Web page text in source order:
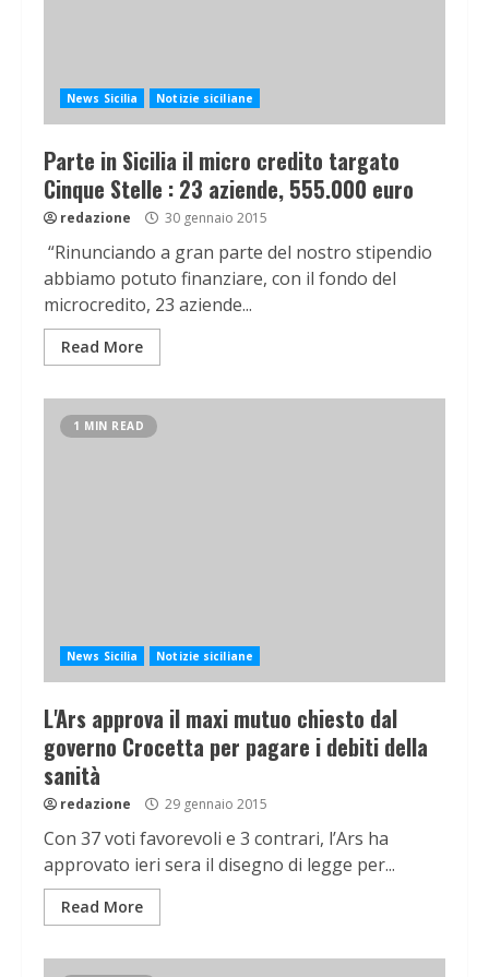
News Sicilia Notizie siciliane
Parte in Sicilia il micro credito targato
Cinque Stelle : 23 aziende, 555.000 euro
redazione 30 gennaio 2015
“Rinunciando a gran parte del nostro stipendio
abbiamo potuto finanziare, con il fondo del
microcredito, 23 aziende...
Read More
1 MIN READ
News Sicilia Notizie siciliane
L'Ars approva il maxi mutuo chiesto dal
governo Crocetta per pagare i debiti della
sanità
redazione 29 gennaio 2015
Con 37 voti favorevoli e 3 contrari, l’Ars ha
approvato ieri sera il disegno di legge per...
Read More